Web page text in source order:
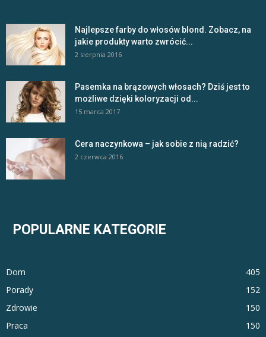
Najlepsze farby do włosów blond. Zobacz, na
jakie produkty warto zwrócić...
2 sierpnia 2016
Pasemka na brązowych włosach? Dziś jest to
możliwe dzięki koloryzacji od...
15 marca 2017
Cera naczynkowa – jak sobie z nią radzić?
2 czerwca 2016
POPULARNE KATEGORIE
Dom
405
Porady
152
Zdrowie
150
Praca
150